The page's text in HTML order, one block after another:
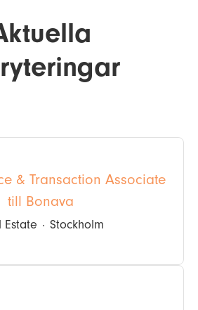
& Transaction Associate
till Bonava
Estate · Stockholm